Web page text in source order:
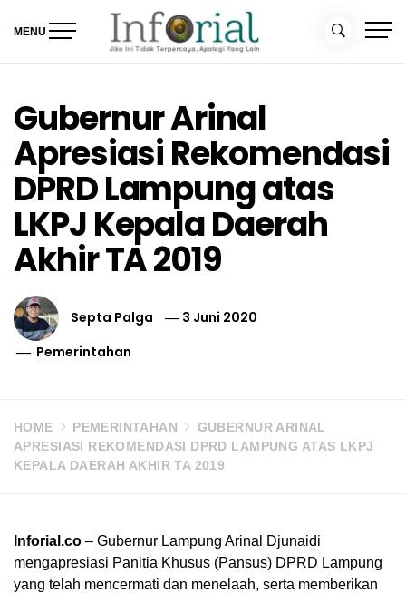
MENU
Gubernur Arinal
Apresiasi Rekomendasi
DPRD Lampung atas
LKPJ Kepala Daerah
Akhir TA 2019
Septa Palga
3 Juni 2020
Pemerintahan
HOME PEMERINTAHAN
GUBERNUR ARINAL
APRESIASI REKOMENDASI DPRD LAMPUNG ATAS LKPJ
KEPALA DAERAH AKHIR TA 2019
Inforial.co – Gubernur Lampung Arinal Djunaidi
mengapresiasi Panitia Khusus (Pansus) DPRD Lampung
yang telah mencermati dan menelaah, serta memberikan